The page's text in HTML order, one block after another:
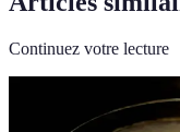
Continuez votre lecture